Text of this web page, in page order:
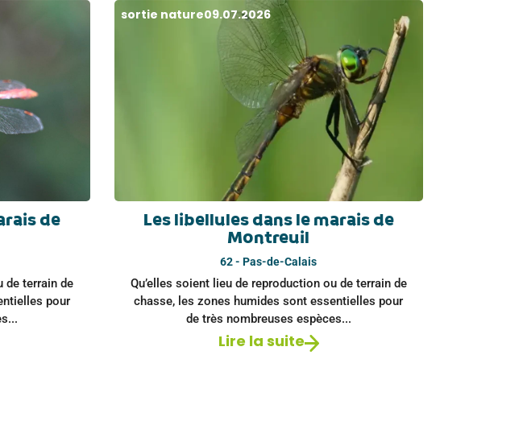
de
de terrain de
pour
sortie nature09.07.2026
Les libellules dans le marais de
Montreuil
62 - Pas-de-Calais
Qu’elles soient lieu de reproduction ou de terrain de
chasse, les zones humides sont essentielles pour
de très nombreuses espèces...
Lire la suite